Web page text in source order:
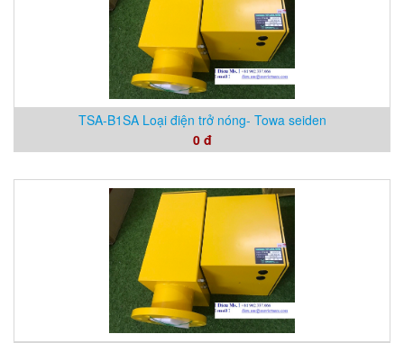
TSA-B1SA Loại điện trở nóng- Towa seiden
0 đ